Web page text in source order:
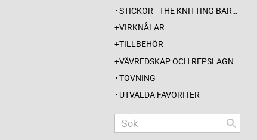
STICKOR - THE KNITTING BARBER
VIRKNÅLAR
TILLBEHÖR
VÄVREDSKAP OCH REPSLAGNING
TOVNING
UTVALDA FAVORITER